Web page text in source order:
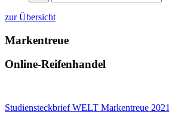
zur Übersicht
Markentreue
Online-Reifenhandel
Studiensteckbrief WELT Markentreue 2021